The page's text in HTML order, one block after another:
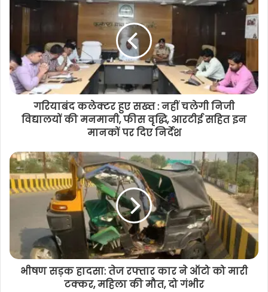
पेड़ पर लटकते मिली छात्रा का शव : मामला
संदिग्ध, जांच में जुटी पुलिस
गरियाबंद कलेक्टर हुए सख्त : नहीं चलेगी निजी
विद्यालयों की मनमानी, फीस वृद्धि, आरटीई सहित इन
मानकों पर दिए निर्देश
भीषण सड़क हादसा: तेज रफ्तार कार ने ऑटो को मारी
टक्कर, महिला की मौत, दो गंभीर